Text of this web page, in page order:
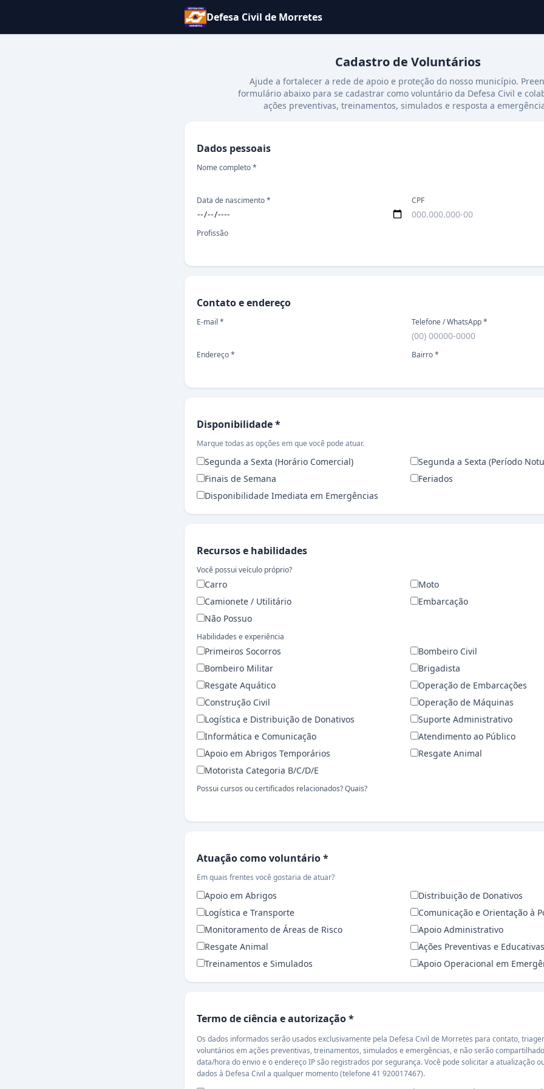
Defesa Civil de Morretes
Cadastro de Voluntários
Ajude a fortalecer a rede de apoio e proteção do nosso município.
formulário abaixo para se cadastrar como voluntário da Defesa Civil e
ações preventivas, treinamentos, simulados e resposta a
Dados pessoais
Nome completo *
Data de nascimento * CPF
Profissão
Contato e endereço
E-mail * Telefone / WhatsApp *
Endereço * Bairro *
Disponibilidade *
Marque todas as opções em que você pode atuar.
Segunda a Sexta (Horário Comercial)
Segunda a Sexta (Período
Finais de Semana
Feriados
Disponibilidade Imediata em Emergências
Recursos e habilidades
Você possui veículo próprio?
Carro
Moto
Camionete / Utilitário
Embarcação
Não Possuo
Habilidades e experiência
Primeiros Socorros
Bombeiro Civil
Bombeiro Militar
Brigadista
Resgate Aquático
Operação de Embarcações
Construção Civil
Operação de Máquinas
Logística e Distribuição de Donativos
Suporte Administrativo
Informática e Comunicação
Atendimento ao Público
Apoio em Abrigos Temporários
Resgate Animal
Motorista Categoria B/C/D/E
Possui cursos ou certificados relacionados? Quais?
Atuação como voluntário *
Em quais frentes você gostaria de atuar?
Apoio em Abrigos
Distribuição de Donativos
Logística e Transporte
Comunicação e Orientação à
Monitoramento de Áreas de Risco
Apoio Administrativo
Resgate Animal
Ações Preventivas e Educativas
Treinamentos e Simulados
Apoio Operacional em
Termo de ciência e autorização *
Os dados informados serão usados exclusivamente pela Defesa Civil de Morretes para contato, triagem e convocação de
voluntários em ações preventivas, treinamentos, simulados e emergências, e não serão compartilhados com terceiros. A
data/hora do envio e o endereço IP são registrados por segurança. Você pode solicitar a atualização ou a exclusão dos seus
dados à Defesa Civil a qualquer momento (telefone 41 920017467).